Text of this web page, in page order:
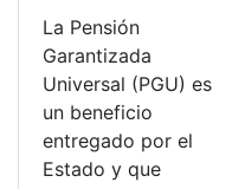
La Pensión
Garantizada
Universal (PGU) es
un beneficio
entregado por el
Estado y que